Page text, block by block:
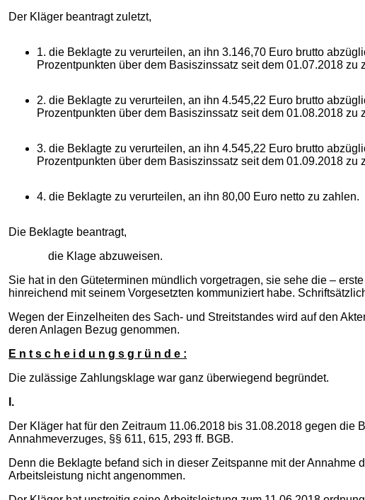
Der Kläger beantragt zuletzt,
1. die Beklagte zu verurteilen, an ihn 3.146,70 Euro brutto
Prozentpunkten über dem Basiszinssatz seit dem 01.07.2018 zu
2. die Beklagte zu verurteilen, an ihn 4.545,22 Euro brutto
Prozentpunkten über dem Basiszinssatz seit dem 01.08.2018 zu
3. die Beklagte zu verurteilen, an ihn 4.545,22 Euro brutto
Prozentpunkten über dem Basiszinssatz seit dem 01.09.2018 zu
4. die Beklagte zu verurteilen, an ihn 80,00 Euro netto zu zahlen.
Die Beklagte beantragt,
die Klage abzuweisen.
Sie hat in den Güteterminen mündlich vorgetragen, sie sehe die –
hinreichend mit seinem Vorgesetzten kommuniziert habe.
Wegen der Einzelheiten des Sach- und Streitstandes wird auf den
deren Anlagen Bezug genommen.
E n t s c h e i d u n g s g r ü n d e :
Die zulässige Zahlungsklage war ganz überwiegend begründet.
I.
Der Kläger hat für den Zeitraum 11.06.2018 bis 31.08.2018 gegen
Annahmeverzuges, §§ 611, 615, 293 ff. BGB.
Denn die Beklagte befand sich in dieser Zeitspanne mit der
Arbeitsleistung nicht angenommen.